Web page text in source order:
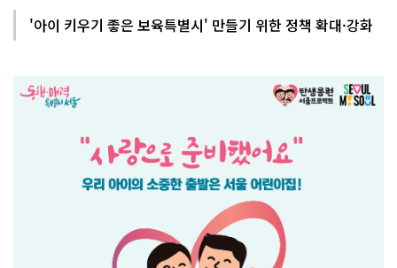
R
L
유
하
크
게
하
기
작
게
기
'아이 키우기 좋은 보육특별시' 만들기 위한 정책 확대·강화